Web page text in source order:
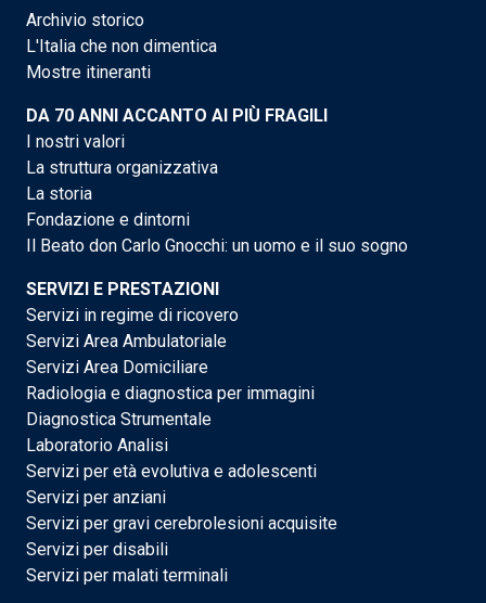
Archivio storico
L'Italia che non dimentica
Mostre itineranti
DA 70 ANNI ACCANTO AI PIÙ FRAGILI
I nostri valori
La struttura organizzativa
La storia
Fondazione e dintorni
Il Beato don Carlo Gnocchi: un uomo e il suo sogno
SERVIZI E PRESTAZIONI
Servizi in regime di ricovero
Servizi Area Ambulatoriale
Servizi Area Domiciliare
Radiologia e diagnostica per immagini
Diagnostica Strumentale
Laboratorio Analisi
Servizi per età evolutiva e adolescenti
Servizi per anziani
Servizi per gravi cerebrolesioni acquisite
Servizi per disabili
Servizi per malati terminali